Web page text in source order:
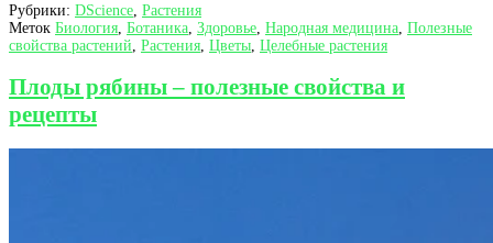
лечебное
растение
и
от
насекомых
Рубрики: DScience Растения
Меток Биология Ботаника Здоровье Народная медицина Полезные
свойства растений Растения Цветы Целебные растения
Плоды рябины – полезные свойства и
рецепты